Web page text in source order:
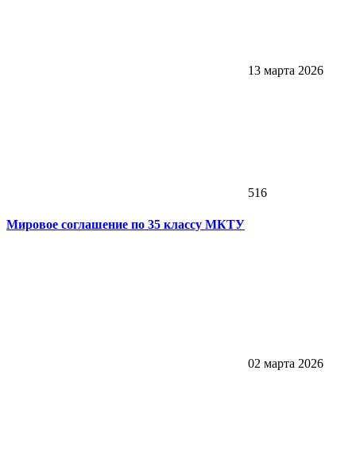
13 марта 2026
516
Мировое соглашение по 35 классу МКТУ
02 марта 2026